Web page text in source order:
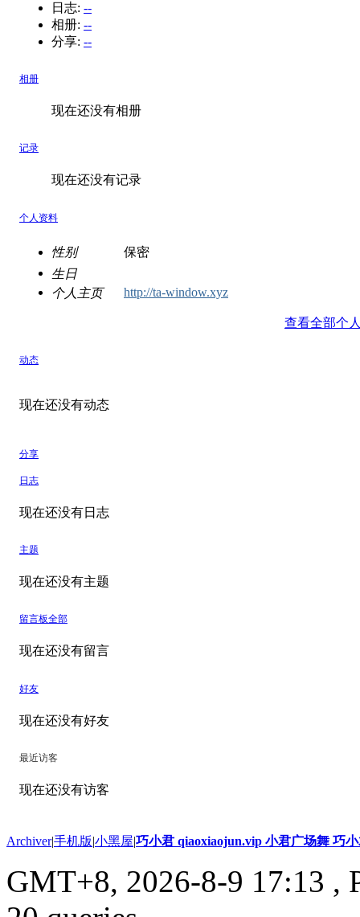
日志: --
相册: --
分享: --
相册
现在还没有相册
记录
现在还没有记录
个人资料
性别
保密
生日
个人主页
http://ta-window.xyz
查看全部个
动态
现在还没有动态
分享
日志
现在还没有日志
主题
现在还没有主题
留言板全部
现在还没有留言
好友
现在还没有好友
最近访客
现在还没有访客
Archiver|手机版|小黑屋|巧小君 qiaoxiaojun.vip 小君广场舞 巧
GMT+8, 2026-8-9 17:13 ,